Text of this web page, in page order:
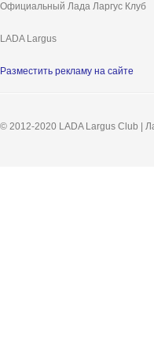
Официальный Лада Ларгус Клуб
LADA Largus
Разместить рекламу на сайте
© 2012-2020 LADA Largus Club |